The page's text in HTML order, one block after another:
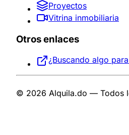
Proyectos
Vitrina inmobiliaria
Otros enlaces
¿Buscando algo
© 2026 Alquila.do — Todos